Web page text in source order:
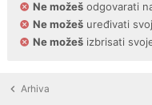
Ne možeš odgovarati
Ne možeš uređivati
Ne možeš izbrisati
Arhiva